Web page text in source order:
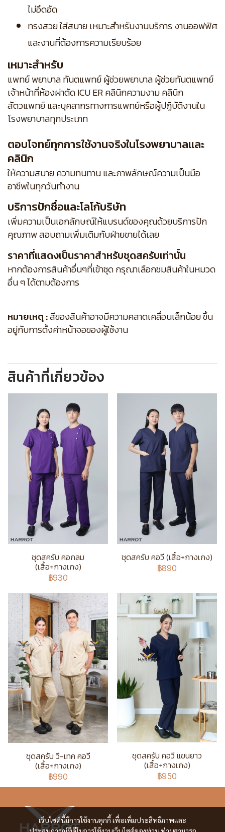
ไม่อึดอัด
ทรงสวย ใส่สบาย เหมาะสำหรับงานบริการ งานออฟฟิศ
และงานที่ต้องการความเรียบร้อย
เหมาะสำหรับ
แพทย์ พยาบาล ทันตแพทย์ ผู้ช่วยพยาบาล ผู้ช่วยทันตแพทย์
เจ้าหน้าที่ห้องผ่าตัด ICU ER คลินิกความงาม คลินิก
สัตวแพทย์ และบุคลากรทางการแพทย์หรือผู้ปฏิบัติงานใน
โรงพยาบาลทุกประเภท
ตอบโจทย์ทุกการใช้งานจริงในโรงพยาบาลและ
คลินิก
ให้ความสบาย ความทนทาน และภาพลักษณ์ความเป็นมือ
อาชีพในทุกวันทำงาน
บริการปักชื่อและโลโก้บริษัท
เพิ่มความเป็นเอกลักษณ์ให้แบรนด์ของคุณด้วยบริการปัก
คุณภาพ สอบถามเพิ่มเติมกับฝ่ายขายได้เลย
ราคาที่แสดงเป็นราคาสำหรับชุดสครับเท่านั้น
หากต้องการสินค้าอื่นๆที่เข้าชุด กรุณาเลือกชมสินค้าในหมวด
อื่น ๆ ได้ตามต้องการ
หมายเหตุ :สีของสินค้าอาจมีความคลาดเคลื่อนเล็กน้อย ขึ้น
อยู่กับการตั้งค่าหน้าจอของผู้ใช้งาน
สินค้าที่เกี่ยวข้อง
ชุดสครับ คอกลม
(เสื้อ+กางเกง)
฿930
ชุดสครับ คอวี (เสื้อ+กางเกง)
฿890
ชุดสครับ วี-เทค คอวี
(เสื้อ+กางเกง)
฿990
ชุดสครับ คอวี แขนยาว
(เสื้อ+กางเกง)
฿950
เว็บไซต์นี้มีการใช้งานคุกกี้ เพื่อเพิ่มประสิทธิภาพและ